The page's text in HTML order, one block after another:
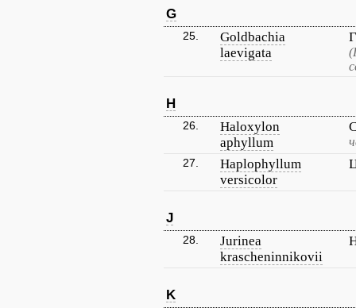
G
25.
Goldbachia
laevigata
H
26.
Haloxylon
aphyllum
27.
Haplophyllum
versicolor
J
28.
Jurinea
krascheninnikovii
K